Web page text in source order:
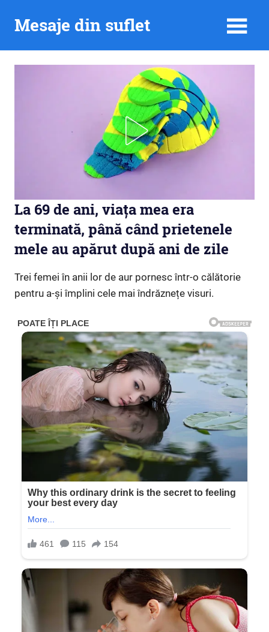
Mesaje din suflet
La 69 de ani, viața mea era
terminată, până când prietenele
mele au apărut după ani de zile
Trei femei în anii lor de aur pornesc într-o călătorie
pentru a-și împlini cele mai îndrăznețe visuri.